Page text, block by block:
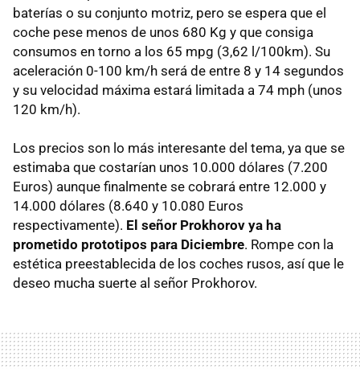
baterías o su conjunto motriz, pero se espera que el
coche pese menos de unos 680 Kg y que consiga
consumos en torno a los 65 mpg (3,62 l/100km). Su
aceleración 0-100 km/h será de entre 8 y 14 segundos
y su velocidad máxima estará limitada a 74 mph (unos
120 km/h).
Los precios son lo más interesante del tema, ya que se
estimaba que costarían unos 10.000 dólares (7.200
Euros) aunque finalmente se cobrará entre 12.000 y
14.000 dólares (8.640 y 10.080 Euros
respectivamente). El señor Prokhorov ya ha
prometido prototipos para Diciembre. Rompe con la
estética preestablecida de los coches rusos, así que le
deseo mucha suerte al señor Prokhorov.